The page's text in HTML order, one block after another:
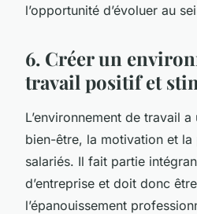
l’opportunité d’évoluer au
6. Créer un
travail positif et
L’environnement de travail
bien-être, la motivation et
salariés. Il fait partie
d’entreprise et doit donc
l’épanouissement